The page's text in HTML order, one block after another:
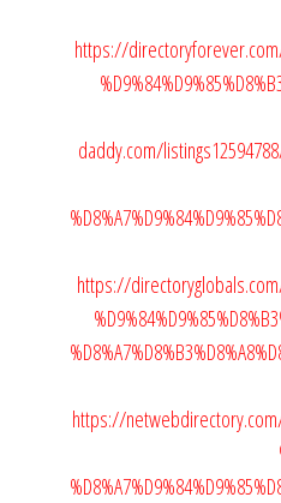
https://
daddy.com/
https://
https://